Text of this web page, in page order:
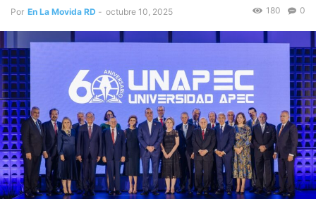
Por En La Movida RD - octubre 10, 2025 0
180